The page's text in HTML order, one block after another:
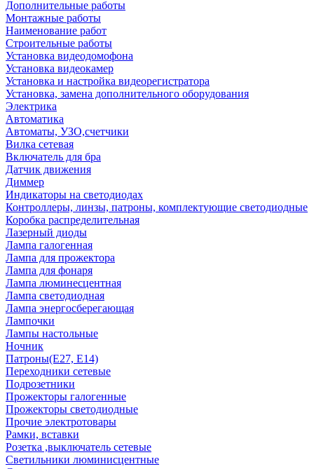
Дополнительные работы
Монтажные работы
Наименование работ
Строительные работы
Установка видеодомофона
Установка видеокамер
Установка и настройка видеорегистратора
Установка, замена дополнительного оборудования
Электрика
Автоматика
Автоматы, УЗО,счетчики
Вилка сетевая
Включатель для бра
Датчик движения
Диммер
Индикаторы на светодиодах
Контроллеры, линзы, патроны, комплектующие светодиодные
Коробка распределительная
Лазерный диоды
Лампа галогенная
Лампа для прожектора
Лампа для фонаря
Лампа люминесцентная
Лампа светодиодная
Лампа энергосберегающая
Лампочки
Лампы настольные
Ночник
Патроны(Е27, Е14)
Переходники сетевые
Подрозетники
Прожекторы галогенные
Прожекторы светодиодные
Прочие электротовары
Рамки, вставки
Розетка ,выключатель сетевые
Светильники люминисцентные